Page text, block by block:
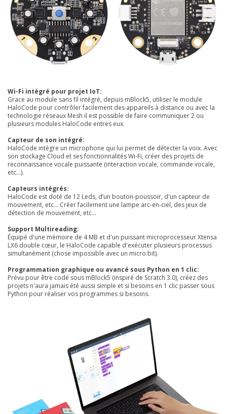
Wi-Fi intégré pour projet IoT:
Grace au module sans fil intégré, depuis mBlock5, utiliser le module
HaloCode pour contrôler facilement des appareils à distance ou avec la
technologie réseaux Mesh il est possible de faire communiquer 2 ou
plusieurs modules HaloCode entres eux.
Capteur de son intégré:
HaloCode intègre un microphone qui lui permet de détecter la voix. Avec
son stockage Cloud et ses fonctionnalités Wi-Fi, créer des projets de
reconnaissance vocale puissante (interaction vocale, commande vocale,
etc...).
Capteurs intégrés:
HaloCode est doté de 12 Leds, d’un bouton-poussoir, d'un capteur de
mouvement, etc... Créer facilement une lampe arc-en-ciel, des jeux de
détection de mouvement, etc...
Support Multireading:
Équipé d'une mémoire de 4 MB et d'un puissant microprocesseur Xtensa
LX6 double cœur, le HaloCode capable d'exécuter plusieurs processus
simultanément (chose impossible avec un micro:bit).
Programmation graphique ou avancé sous Python en 1 clic:
Prévu pour être codé sous mBlock5 (inspiré de Scratch 3.0), créez des
projets n'aura jamais été aussi simple et si besoins en 1 clic passer sous
Python pour réaliser vos programmes si besoins.